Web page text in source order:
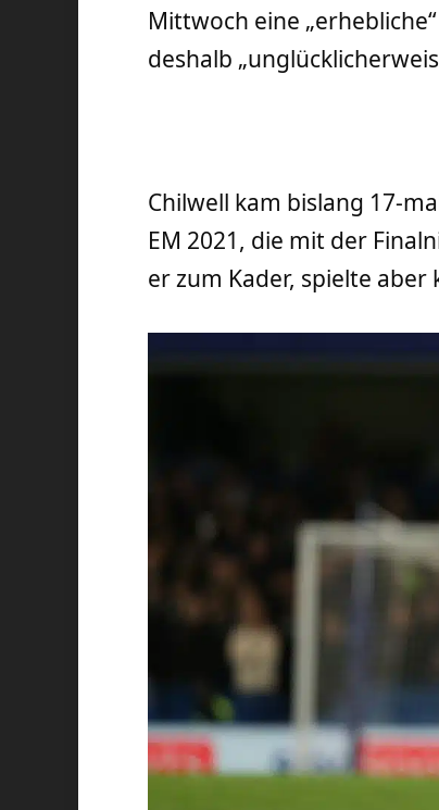
Mittwoch eine
deshalb
Chilwell kam bislang 17-
EM 2021, die mit der
er zum Kader, spielte aber